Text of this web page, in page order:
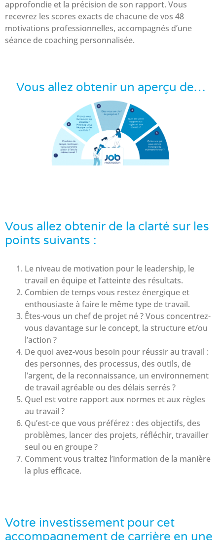
approfondie et la précision de son rapport. Vous
recevrez les scores exacts de chacune de vos 48
motivations professionnelles, accompagnés d’une
séance de coaching personnalisée.
Vous allez obtenir un aperçu de…
Vous allez obtenir de la clarté sur les
points suivants :
Le niveau de motivation pour le leadership, le
travail en équipe et l’atteinte des résultats.
Combien de temps vous restez énergique et
enthousiaste à faire le même type de travail.
Êtes-vous un chef de projet né ? Vous concentrez-
vous davantage sur le concept, la structure et/ou
l’action ?
De quoi avez-vous besoin pour réussir au travail :
des personnes, des processus, des outils, de
l’argent, de la reconnaissance, un environnement
de travail agréable ou des délais serrés ?
Quel est votre rapport aux normes et aux règles
au travail ?
Qu’est-ce que vous préférez : des objectifs, des
problèmes, lancer des projets, réfléchir, travailler
seul ou en groupe ?
Comment vous traitez l’information de la manière
la plus efficace.
Votre investissement pour cet
accompagnement de carrière en une